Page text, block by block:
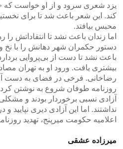
یزد شعری سرود و از او خواست که
کند. این شعر باعث شد تا برای
محبس بیافتد.
اما زندان باعث نشد تا انتقاداتش را‌‌
دستور حکمران شهر دهانش را با نخ
باعث نشد تا دست از بی‌پروایی
رضاخانی. فرخی در فضای به دست
روزنامه طوفان شروع به نوشتن
آزادی نسبی برخوردار بودند و
اعلامیه حکومت میرپنج، تهدید
میرزاده عشقی